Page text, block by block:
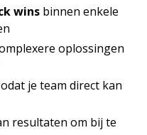
wins binnen enkele
oplossingen
je team direct kan
resultaten om bij te